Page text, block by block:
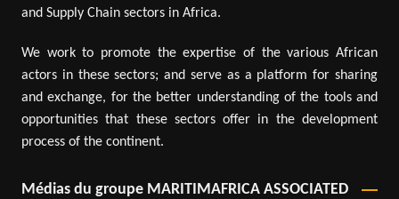
and Supply Chain sectors in Africa.
We work to promote the expertise of the various African
actors in these sectors; and serve as a platform for sharing
and exchange, for the better understanding of the tools and
opportunities that these sectors offer in the development
process of the continent.
Médias du groupe MARITIMAFRICA ASSOCIATED